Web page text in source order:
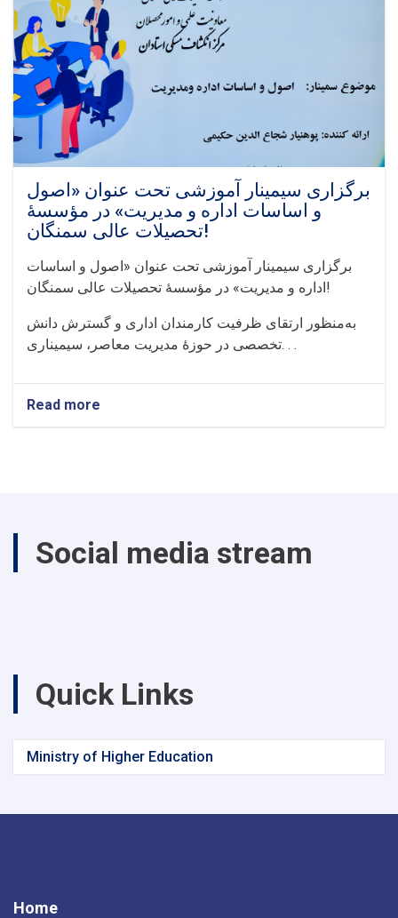
فرهنگ
محیط‌زیست
سالم
در
مؤسسهٔ
تحصیلات
عالی
برگزاری سیمینار آموزشی تحت عنوان «اصول
و اساسات اداره و مدیریت» در مؤسسهٔ
تحصیلات عالی سمنگان!
برگزاری سیمینار آموزشی تحت عنوان «اصول و اساسات
اداره و مدیریت» در مؤسسهٔ تحصیلات عالی سمنگان!
به‌منظور ارتقای ظرفیت‌ کارمندان اداری و گسترش دانش
تخصصی در حوزهٔ مدیریت معاصر، سیمیناری. . .
Read more
برگزاری
اساسات
اداره
سمنگان!
Social media stream
Quick Links
Ministry of Higher Education
Home